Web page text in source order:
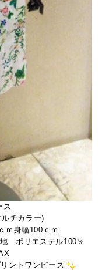
チカラー)
ｍ身幅100ｃｍ
ポリエステル100％
ントワンピース